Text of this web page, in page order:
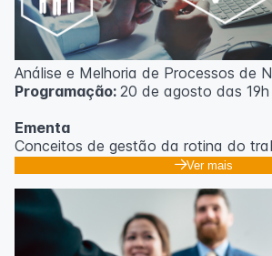
Análise e Melhoria de Processos de
Programação: 20 de agosto das 19h
Ementa
Conceitos de gestão da rotina do
Promoção de mudanças através do
resultados;
Método PDCA de gestão;
Técnicas de padronização do
Ver mais